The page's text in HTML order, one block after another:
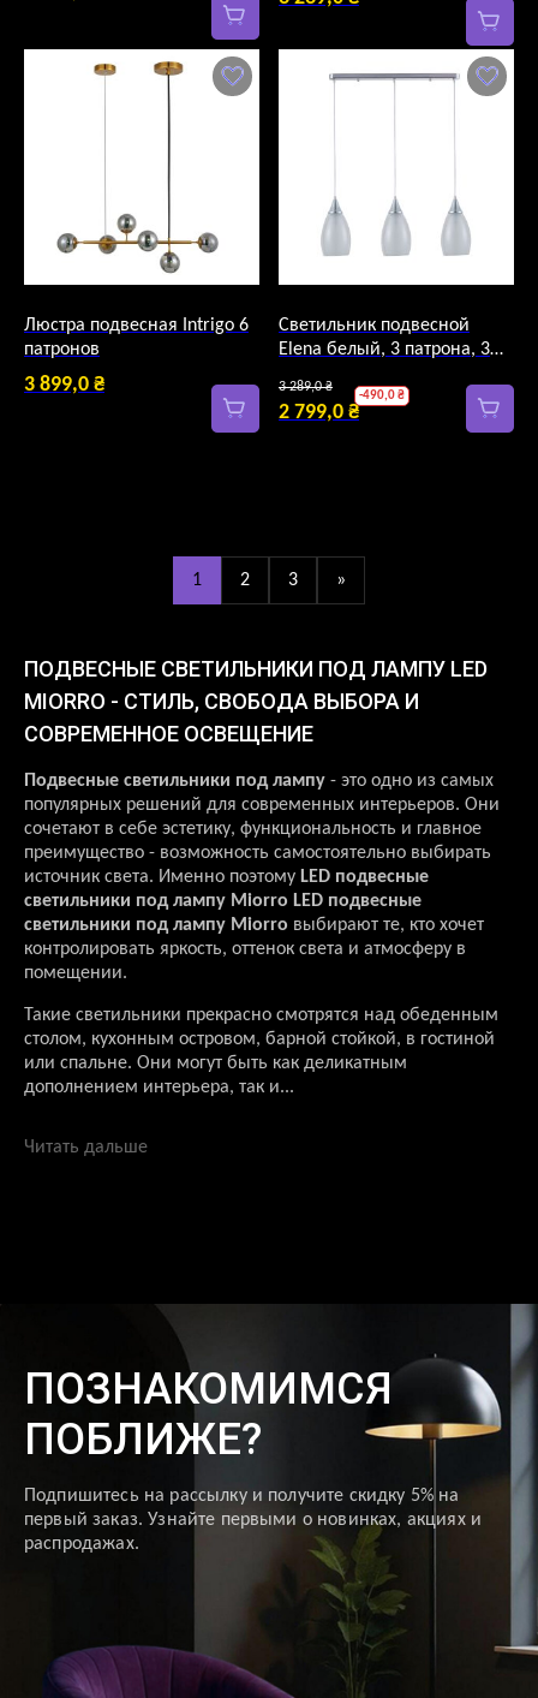
Люстра подвесная Intrigo 6
патронов
3 899,0 ₴
Светильник подвесной
Elena белый, 3 патрона, 3
3 289,0₴Первоначальная
цена
2 799,0 ₴
-490,0₴
1 2 3 »
ПОДВЕСНЫЕ СВЕТИЛЬНИКИ ПОД ЛАМПУ LED
MIORRO - СТИЛЬ, СВОБОДА ВЫБОРА И
СОВРЕМЕННОЕ ОСВЕЩЕНИЕ
Подвесные светильники под лампу - это одно из самых
популярных решений для современных интерьеров. Они
сочетают в себе эстетику, функциональность и главное
преимущество - возможность самостоятельно выбирать
источник света. Именно поэтому LED подвесные
светильники под лампу Miorro LED подвесные
светильники под лампу Miorro выбирают те, кто хочет
контролировать яркость, оттенок света и атмосферу в
помещении.
Такие светильники прекрасно смотрятся над обеденным
столом, кухонным островом, барной стойкой, в гостиной
или спальне. Они могут быть как деликатным
дополнением интерьера, так и...
Читать дальше
ПОЗНАКОМИМСЯ
ПОБЛИЖЕ?
Подпишитесь на рассылку и получите скидку 5% на
первый заказ. Узнайте первыми о новинках, акциях и
распродажах.